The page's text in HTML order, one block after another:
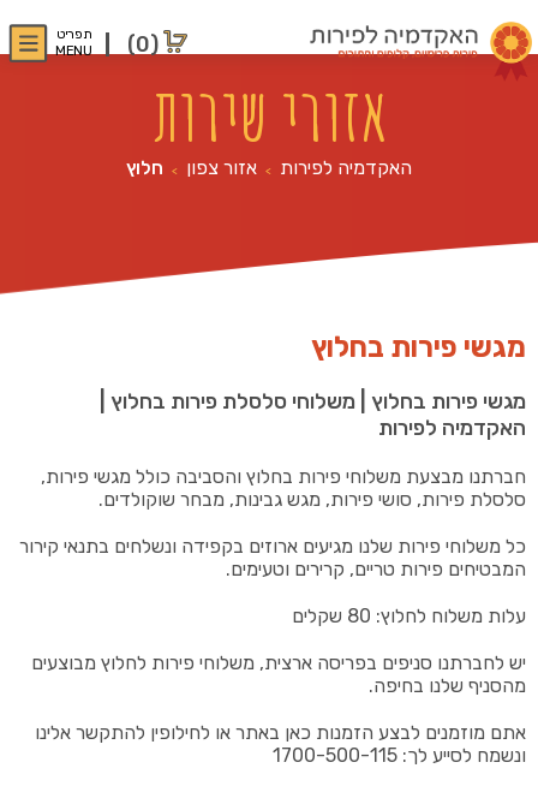
(0)
תפריט
MENU
אזורי שירות
האקדמיה לפירות > אזור צפון > חלוץ
מגשי פירות בחלוץ
מגשי פירות בחלוץ | משלוחי סלסלת פירות בחלוץ |
האקדמיה לפירות
חברתנו מבצעת משלוחי פירות בחלוץ והסביבה כולל מגשי פירות,
סלסלת פירות, סושי פירות, מגש גבינות, מבחר שוקולדים.
כל משלוחי פירות שלנו מגיעים ארוזים בקפידה ונשלחים בתנאי קירור
המבטיחים פירות טריים, קרירים וטעימים.
עלות משלוח לחלוץ: 80 שקלים
יש לחברתנו סניפים בפריסה ארצית, משלוחי פירות לחלוץ מבוצעים
מהסניף שלנו בחיפה.
אתם מוזמנים לבצע הזמנות כאן באתר או לחילופין להתקשר אלינו
ונשמח לסייע לך: 1700-500-115